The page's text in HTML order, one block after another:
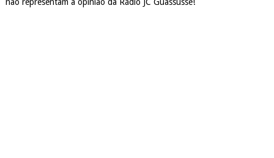
não representam a opinião da Rádio JC Guassussê!